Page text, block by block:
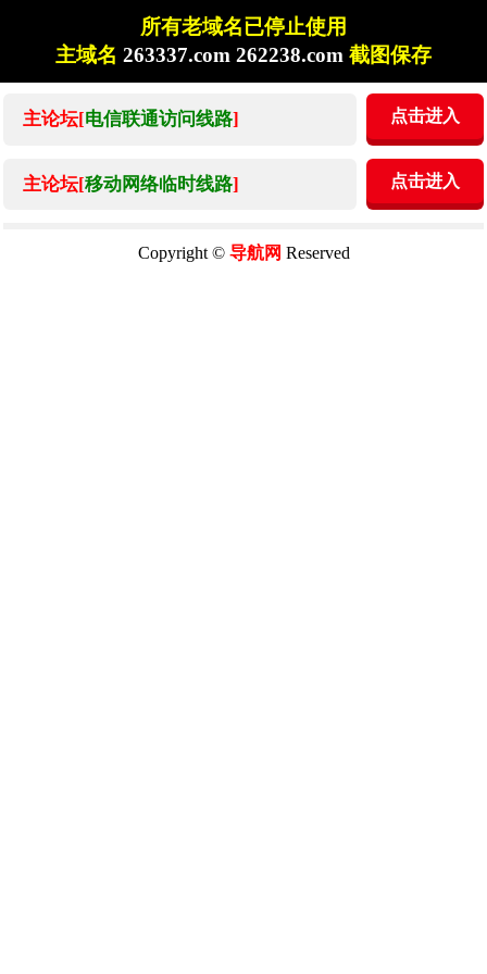
所有老域名已停止使用
主域名 263337.com 262238.com 截图保存
主论坛[电信联通访问线路] 点击进入
主论坛[移动网络临时线路] 点击进入
Copyright © 导航网 Reserved